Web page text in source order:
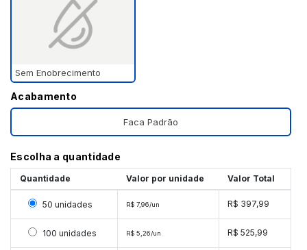
Sem Enobrecimento
Acabamento
Faca Padrão
Escolha a quantidade
Quantidade Valor por unidade Valor Total
Selecionar 50 unidades
50 unidades R$ 7,96/un R$ 397,99
Selecionar 100 unidades
100 unidades R$ 5,26/un R$ 525,99